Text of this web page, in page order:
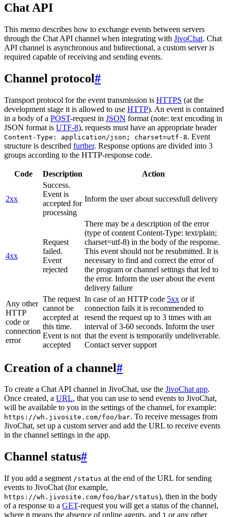
Chat API
This memo describes how to exchange events between servers
through the Chat API channel when integrating with JivoChat. Chat
API channel is asynchronous and bidirectional, a custom server is
required capable of receiving and sending events.
Channel protocol#
Transport protocol for the event transmission is HTTPS (at the
development stage it is allowed to use HTTP). An event is contained
in a body of a POST-request in JSON format (note: text encoding in
JSON format is UTF-8), requests must have an appropriate header
Content-Type: application/json; charset=utf-8. Event
structure is described further. Response options are divided into 3
groups according to the HTTP-response code.
Code Description Action
2xx
Success.
Event is
accepted for
processing
Inform the user about successfull delivery
4xx
Request
failed.
Event
rejected
There may be a description of the error
(type of content Content-Type: text/plain;
charset=utf-8) in the body of the response.
This event should not be resubmitted. It is
necessary to find and correct the error of
the program or channel settings that led to
the error. Inform the user about the event
delivery failure
Any other
HTTP
code or
connection
error
The request
cannot be
accepted at
this time.
Event is not
accepted
In case of an HTTP code 5xx or if
connection fails it is recommended to
resend the request up to 3 times with an
interval of 3-60 seconds. Inform the user
that the event is temporarily undeliverable.
Contact server support
Creation of a channel#
To create a Chat API channel in JivoChat, use the JivoChat app.
Once created, a URL, that you can use to send events to JivoChat,
will be available to you in the settings of the channel, for example:
https://wh.jivosite.com/foo/bar. To receive messages from
JivoChat, set up a custom server and add the URL to receive events
in the channel settings in the app.
Channel status#
If you add a segment /status at the end of the URL for sending
events to JivoChat (for example,
https://wh.jivosite.com/foo/bar/status), then in the body
of a response to a GET-request you will get a status of the channel,
where 0 means the absence of online agents, and 1 or any other